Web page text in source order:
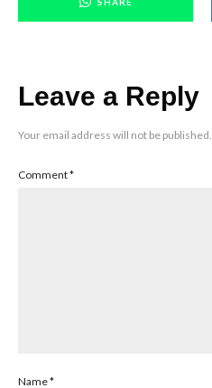
Leave a Reply
Your email address will not be published.
Comment*
Name*